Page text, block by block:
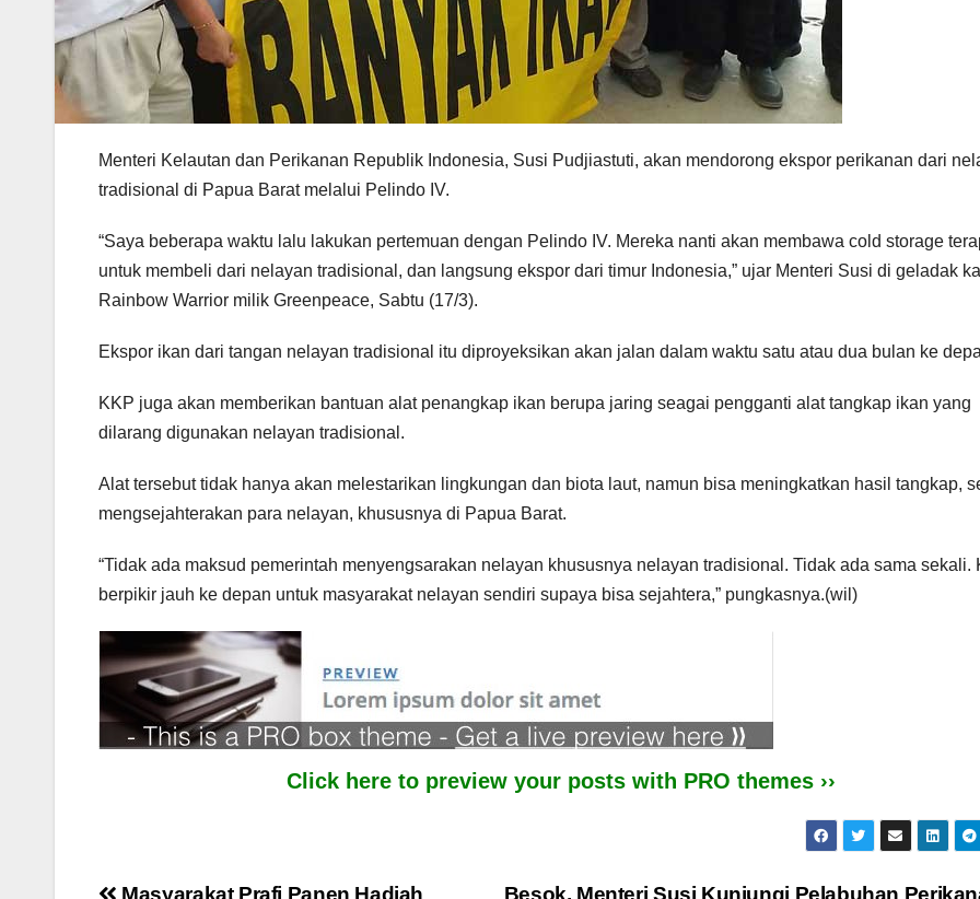
Menteri Kelautan dan Perikanan Republik Indonesia, Susi Pudjiastuti, akan mendorong ekspor perikanan dari
tradisional di Papua Barat melalui Pelindo IV.
“Saya beberapa waktu lalu lakukan pertemuan dengan Pelindo IV. Mereka nanti akan membawa cold storage
untuk membeli dari nelayan tradisional, dan langsung ekspor dari timur Indonesia,” ujar Menteri Susi di geladak
Rainbow Warrior milik Greenpeace, Sabtu (17/3).
Ekspor ikan dari tangan nelayan tradisional itu diproyeksikan akan jalan dalam waktu satu atau dua bulan ke
KKP juga akan memberikan bantuan alat penangkap ikan berupa jaring seagai pengganti alat tangkap ikan yang
dilarang digunakan nelayan tradisional.
Alat tersebut tidak hanya akan melestarikan lingkungan dan biota laut, namun bisa meningkatkan hasil tangkap,
mengsejahterakan para nelayan, khususnya di Papua Barat.
“Tidak ada maksud pemerintah menyengsarakan nelayan khususnya nelayan tradisional. Tidak ada sama sekali.
berpikir jauh ke depan untuk masyarakat nelayan sendiri supaya bisa sejahtera,” pungkasnya.(wil)
Click here to preview your posts with PRO themes ››
Besok, Menteri Susi Kunjungi Pelabuhan
Masyarakat Prafi Panen Hadiah